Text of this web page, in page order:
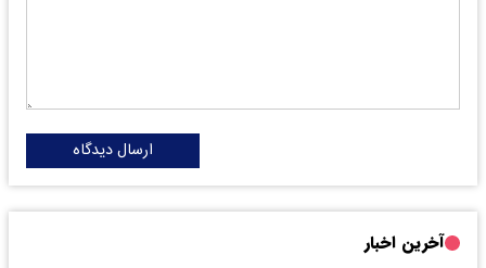
ارسال دیدگاه
آخرین اخبار